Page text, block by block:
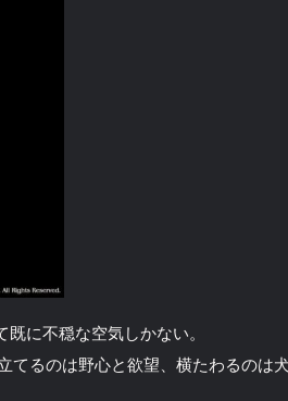
に不穏な空気しかない。
るのは野心と欲望、横たわるのは